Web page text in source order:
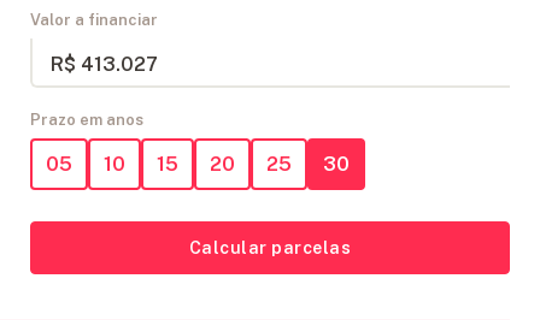
Valor a financiar
R$ 413.027
Prazo em anos
05 10 15 20 25 30
Calcular parcelas